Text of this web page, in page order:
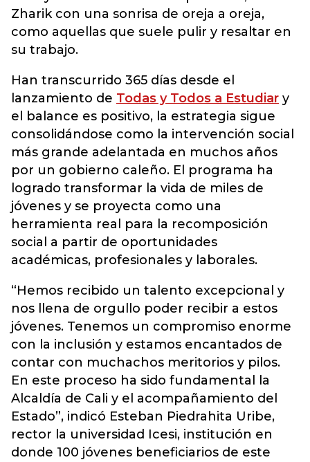
Zharik con una sonrisa de oreja a oreja,
como aquellas que suele pulir y resaltar en
su trabajo.
Han transcurrido 365 días desde el
lanzamiento de Todas y Todos a Estudiar y
el balance es positivo, la estrategia sigue
consolidándose como la intervención social
más grande adelantada en muchos años
por un gobierno caleño. El programa ha
logrado transformar la vida de miles de
jóvenes y se proyecta como una
herramienta real para la recomposición
social a partir de oportunidades
académicas, profesionales y laborales.
“Hemos recibido un talento excepcional y
nos llena de orgullo poder recibir a estos
jóvenes. Tenemos un compromiso enorme
con la inclusión y estamos encantados de
contar con muchachos meritorios y pilos.
En este proceso ha sido fundamental la
Alcaldía de Cali y el acompañamiento del
Estado”, indicó Esteban Piedrahita Uribe,
rector la universidad Icesi, institución en
donde 100 jóvenes beneficiarios de este